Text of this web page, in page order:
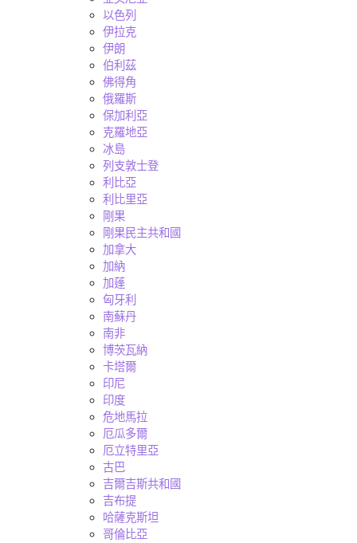
以色列
伊拉克
伊朗
伯利茲
佛得角
俄羅斯
保加利亞
克羅地亞
冰島
列支敦士登
利比亞
利比里亞
剛果
剛果民主共和國
加拿大
加納
加蓬
匈牙利
南蘇丹
南非
博茨瓦納
卡塔爾
印尼
印度
危地馬拉
厄瓜多爾
厄立特里亞
古巴
吉爾吉斯共和國
吉布提
哈薩克斯坦
哥倫比亞